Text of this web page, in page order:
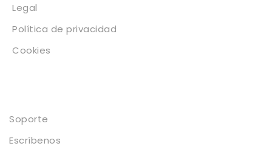
Legal
Política de privacidad
Cookies
Soporte
Escríbenos